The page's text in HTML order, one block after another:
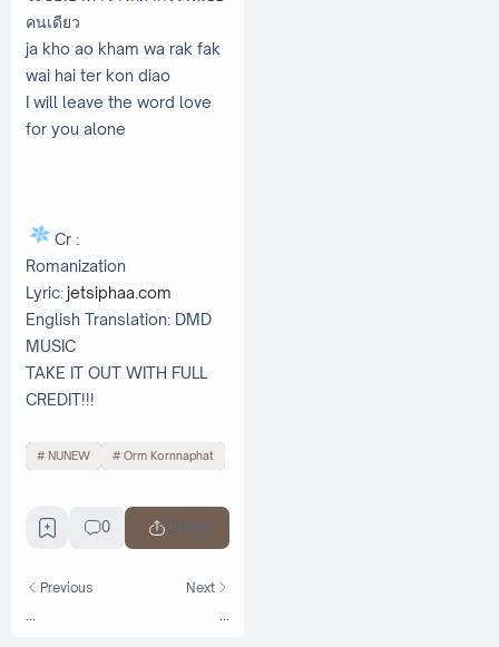
คนเดียว
ja kho ao kham wa rak fak
wai hai ter kon diao
I will leave the word love
for you alone
Cr :
Romanization
Lyric:jetsiphaa.com
English Translation: DMD
MUSIC
TAKE IT OUT WITH FULL
CREDIT!!!
NUNEW Orm Kornnaphat
0 Share
Previous Next